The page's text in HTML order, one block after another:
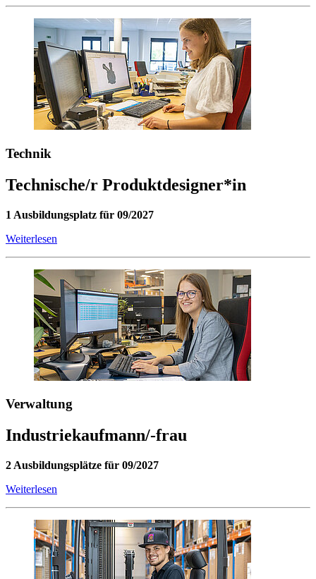
Technik
Technische/r Produktdesigner*in
1 Ausbildungsplatz für 09/2027
Weiterlesen
Verwaltung
Industriekaufmann/-frau
2 Ausbildungsplätze für 09/2027
Weiterlesen